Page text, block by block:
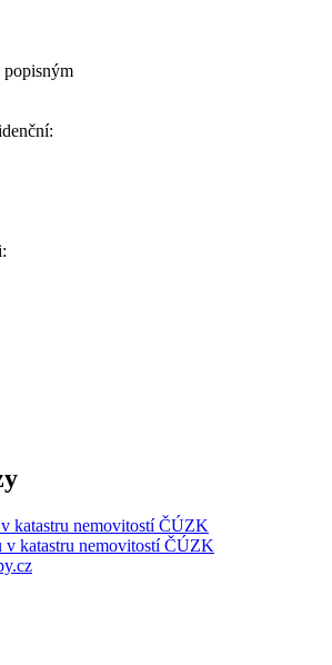
popisným
katastru nemovitostí ČÚZK
v katastru nemovitostí ČÚZK